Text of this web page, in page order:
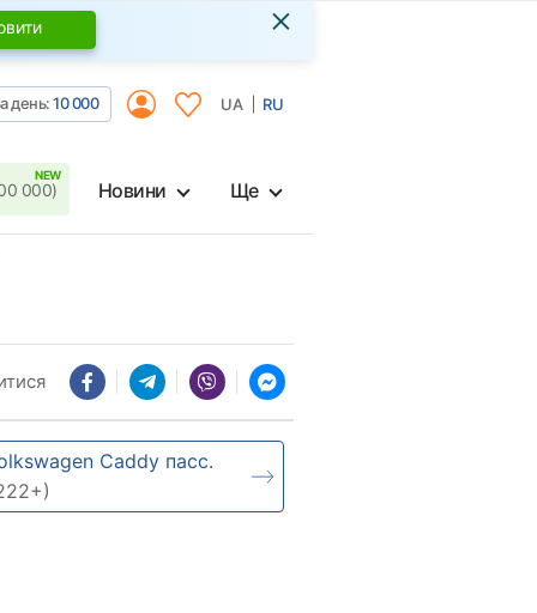
×
день:10 000 UA RU
000) Новини Ще
Caddy пасс.